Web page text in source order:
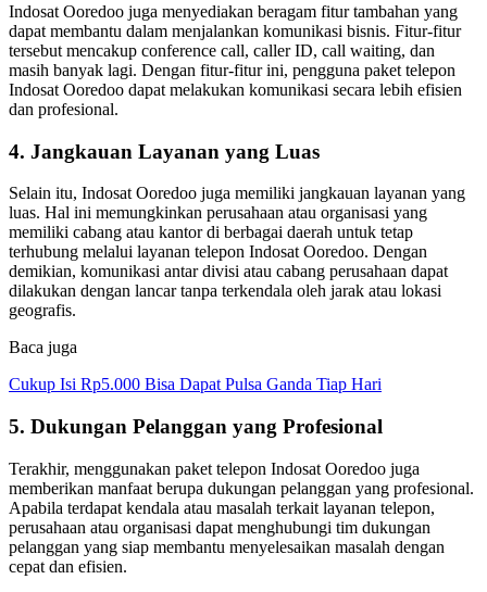
Indosat Ooredoo juga menyediakan beragam fitur tambahan yang
dapat membantu dalam menjalankan komunikasi bisnis. Fitur-fitur
tersebut mencakup conference call, caller ID, call waiting, dan
masih banyak lagi. Dengan fitur-fitur ini, pengguna paket telepon
Indosat Ooredoo dapat melakukan komunikasi secara lebih efisien
dan profesional.
4. Jangkauan Layanan yang Luas
Selain itu, Indosat Ooredoo juga memiliki jangkauan layanan yang
luas. Hal ini memungkinkan perusahaan atau organisasi yang
memiliki cabang atau kantor di berbagai daerah untuk tetap
terhubung melalui layanan telepon Indosat Ooredoo. Dengan
demikian, komunikasi antar divisi atau cabang perusahaan dapat
dilakukan dengan lancar tanpa terkendala oleh jarak atau lokasi
geografis.
Baca juga
Cukup Isi Rp5.000 Bisa Dapat Pulsa Ganda Tiap Hari
5. Dukungan Pelanggan yang Profesional
Terakhir, menggunakan paket telepon Indosat Ooredoo juga
memberikan manfaat berupa dukungan pelanggan yang profesional.
Apabila terdapat kendala atau masalah terkait layanan telepon,
perusahaan atau organisasi dapat menghubungi tim dukungan
pelanggan yang siap membantu menyelesaikan masalah dengan
cepat dan efisien.